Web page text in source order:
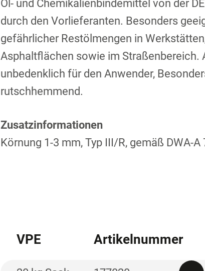
Öl- und Chemikalienbindemittel von der
durch den Vorlieferanten. Besonders
gefährlicher Restölmengen in
Asphaltflächen sowie im Straßenbereich.
unbedenklich für den Anwender,
rutschhemmend.
Zusatzinformationen
Körnung 1-3 mm, Typ III/R, gemäß DWA-A
VPE Artikelnummer